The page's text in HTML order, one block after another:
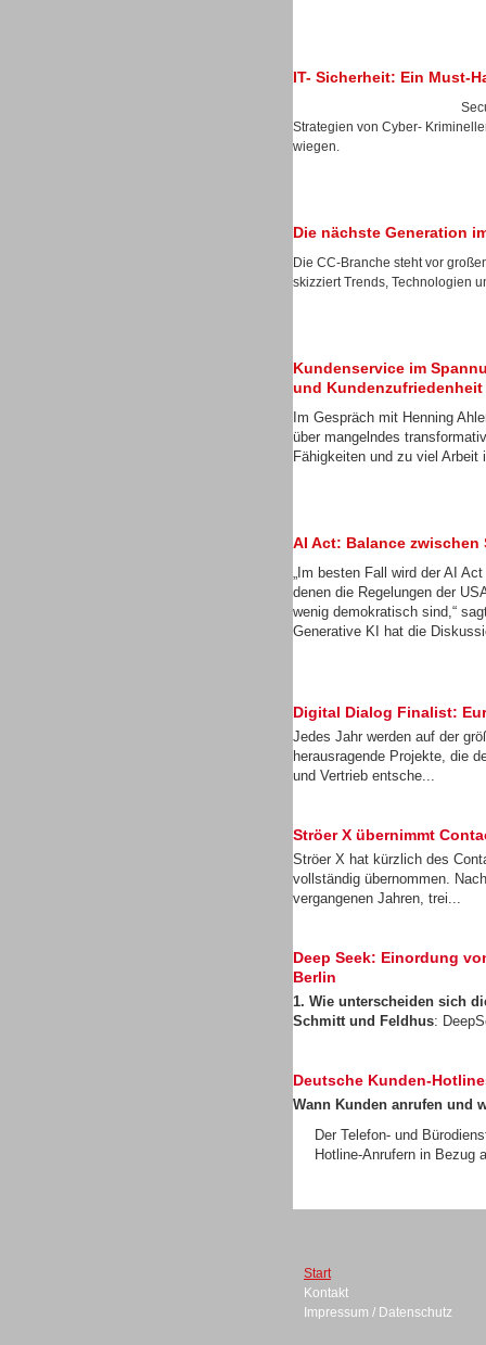
IT- Sicherheit: Ein Must-
Strategien von Cyber-
wiegen.
Die nächste Generation
Die CC-Branche steht vor
skizziert Trends, Technologien
Kundenservice im
und Kundenzufriedenheit
Im Gespräch mit Henning
über mangelndes
Fähigkeiten und zu viel
AI Act: Balance
„Im besten Fall wird der AI
denen die Regelungen der
wenig demokratisch sind,“
Generative KI hat die
Digital Dialog Finalist:
Jedes Jahr werden auf der
herausragende Projekte, die
und Vertrieb entsche...
Ströer X übernimmt
Ströer X hat kürzlich des
vollständig übernommen.
vergangenen Jahren, trei...
Deep Seek: Einordung
Berlin
1. Wie unterscheiden sich
Schmitt und Feldhus:
Deutsche Kunden-
Wann Kunden anrufen und
Der Telefon- und
Hotline-Anrufern in Bezug
Start
Kontakt
Impressum / Datenschutz